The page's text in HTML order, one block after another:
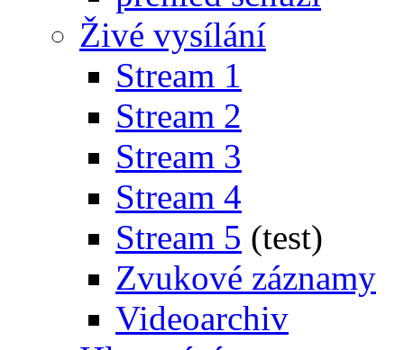
Živé vysílání
Stream 1
Stream 2
Stream 3
Stream 4
Stream 5 (test)
Zvukové záznamy
Videoarchiv